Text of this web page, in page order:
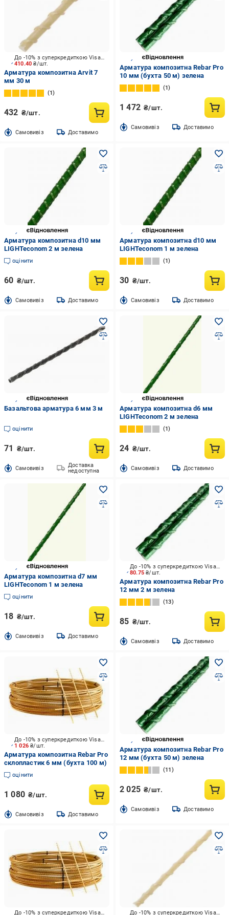
410.40₴/шт.
До -10% з суперкредиткою Visa Вигода
Арматура композитна Arvit 7
мм 30 м
1
432 ₴/шт.
Cамовивіз Доставимо
Арматура композитна Rebar Pro
10 мм (бухта 50 м) зелена
1
1 472 ₴/шт.
Cамовивіз Доставимо
Арматура композитна d10 мм
LIGHTeconom 2 м зелена
оцінити
60 ₴/шт.
Cамовивіз Доставимо
Арматура композитна d10 мм
LIGHTeconom 1 м зелена
1
30 ₴/шт.
Cамовивіз Доставимо
Базальтова арматура 6 мм 3 м
оцінити
71 ₴/шт.
Cамовивіз
Доставка
недоступна
Арматура композитна d6 мм
LIGHTeconom 2 м зелена
1
24 ₴/шт.
Cамовивіз Доставимо
Арматура композитна d7 мм
LIGHTeconom 1 м зелена
оцінити
18 ₴/шт.
Cамовивіз Доставимо
80.75₴/шт.
До -10% з суперкредиткою Visa Вигода
Арматура композитна Rebar Pro
12 мм 2 м зелена
13
85 ₴/шт.
Cамовивіз Доставимо
1 026₴/шт.
До -10% з суперкредиткою Visa Вигода
Арматура композитна Rebar Pro
склопластик 6 мм (бухта 100 м)
оцінити
1 080 ₴/шт.
Cамовивіз Доставимо
Арматура композитна Rebar Pro
12 мм (бухта 50 м) зелена
11
2 025 ₴/шт.
Cамовивіз Доставимо
До -10% з суперкредиткою Visa Вигода До -10% з суперкредиткою Visa Вигода